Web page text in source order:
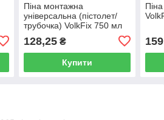
Піна монтажна
універсальна (пістолет/
трубочка) VolkFix 750 мл
128,25₴
Купити